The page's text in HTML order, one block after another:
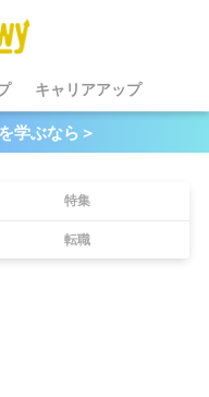
キャリアアップ
学ぶなら＞
特集
転職